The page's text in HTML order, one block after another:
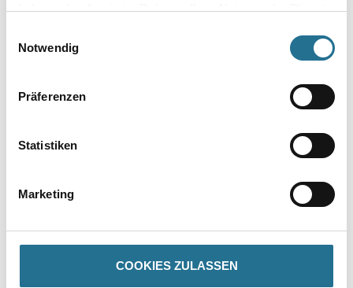
haben oder die sie im Rahmen Ihrer Nutzung der Dienste
Notwendig
Präferenzen
Statistiken
Marketing
COOKIES ZULASSEN
PRODUKTEIGENSCHAFTEN
Produkteigenschaft
- Die Herstellungstechnik gewährleistet eine feste und glatte
des
Motivs
- Vollständig recyclebar